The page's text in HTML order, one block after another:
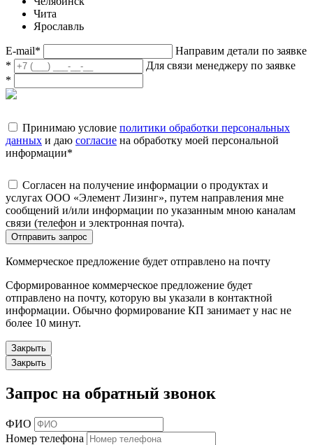
Чита
Ярославль
E-mail*
Направим детали по заявке
*
Для связи менеджеру по заявке
*
Принимаю условие политики обработки персональных
данных и даю согласие на обработку моей персональной
информации*
Согласен на получение информации о продуктах и
услугах ООО «Элемент Лизинг», путем направления мне
сообщений и/или информации по указанным мною каналам
связи (телефон и электронная почта).
Отправить запрос
Коммерческое предложение будет отправлено на почту
Сформированное коммерческое предложение будет
отправлено на почту, которую вы указали в контактной
информации. Обычно формирование КП занимает у нас не
более 10 минут.
Закрыть
Закрыть
Запрос на обратный звонок
ФИО
Номер телефона